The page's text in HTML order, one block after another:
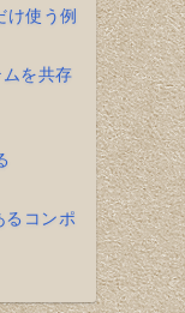
使う例
を共存
コンポ